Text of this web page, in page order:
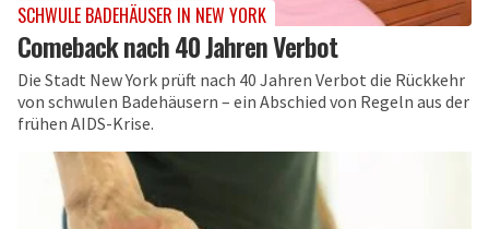
SCHWULE BADEHÄUSER IN NEW YORK
Comeback nach 40 Jahren Verbot
Die Stadt New York prüft nach 40 Jahren Verbot die Rückkehr
von schwulen Badehäusern – ein Abschied von Regeln aus der
frühen AIDS-Krise.